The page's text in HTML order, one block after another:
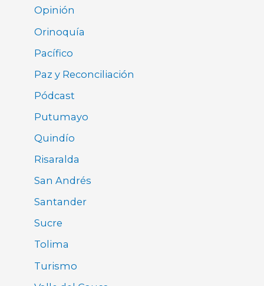
Opinión
Orinoquía
Pacífico
Paz y Reconciliación
Pódcast
Putumayo
Quindío
Risaralda
San Andrés
Santander
Sucre
Tolima
Turismo